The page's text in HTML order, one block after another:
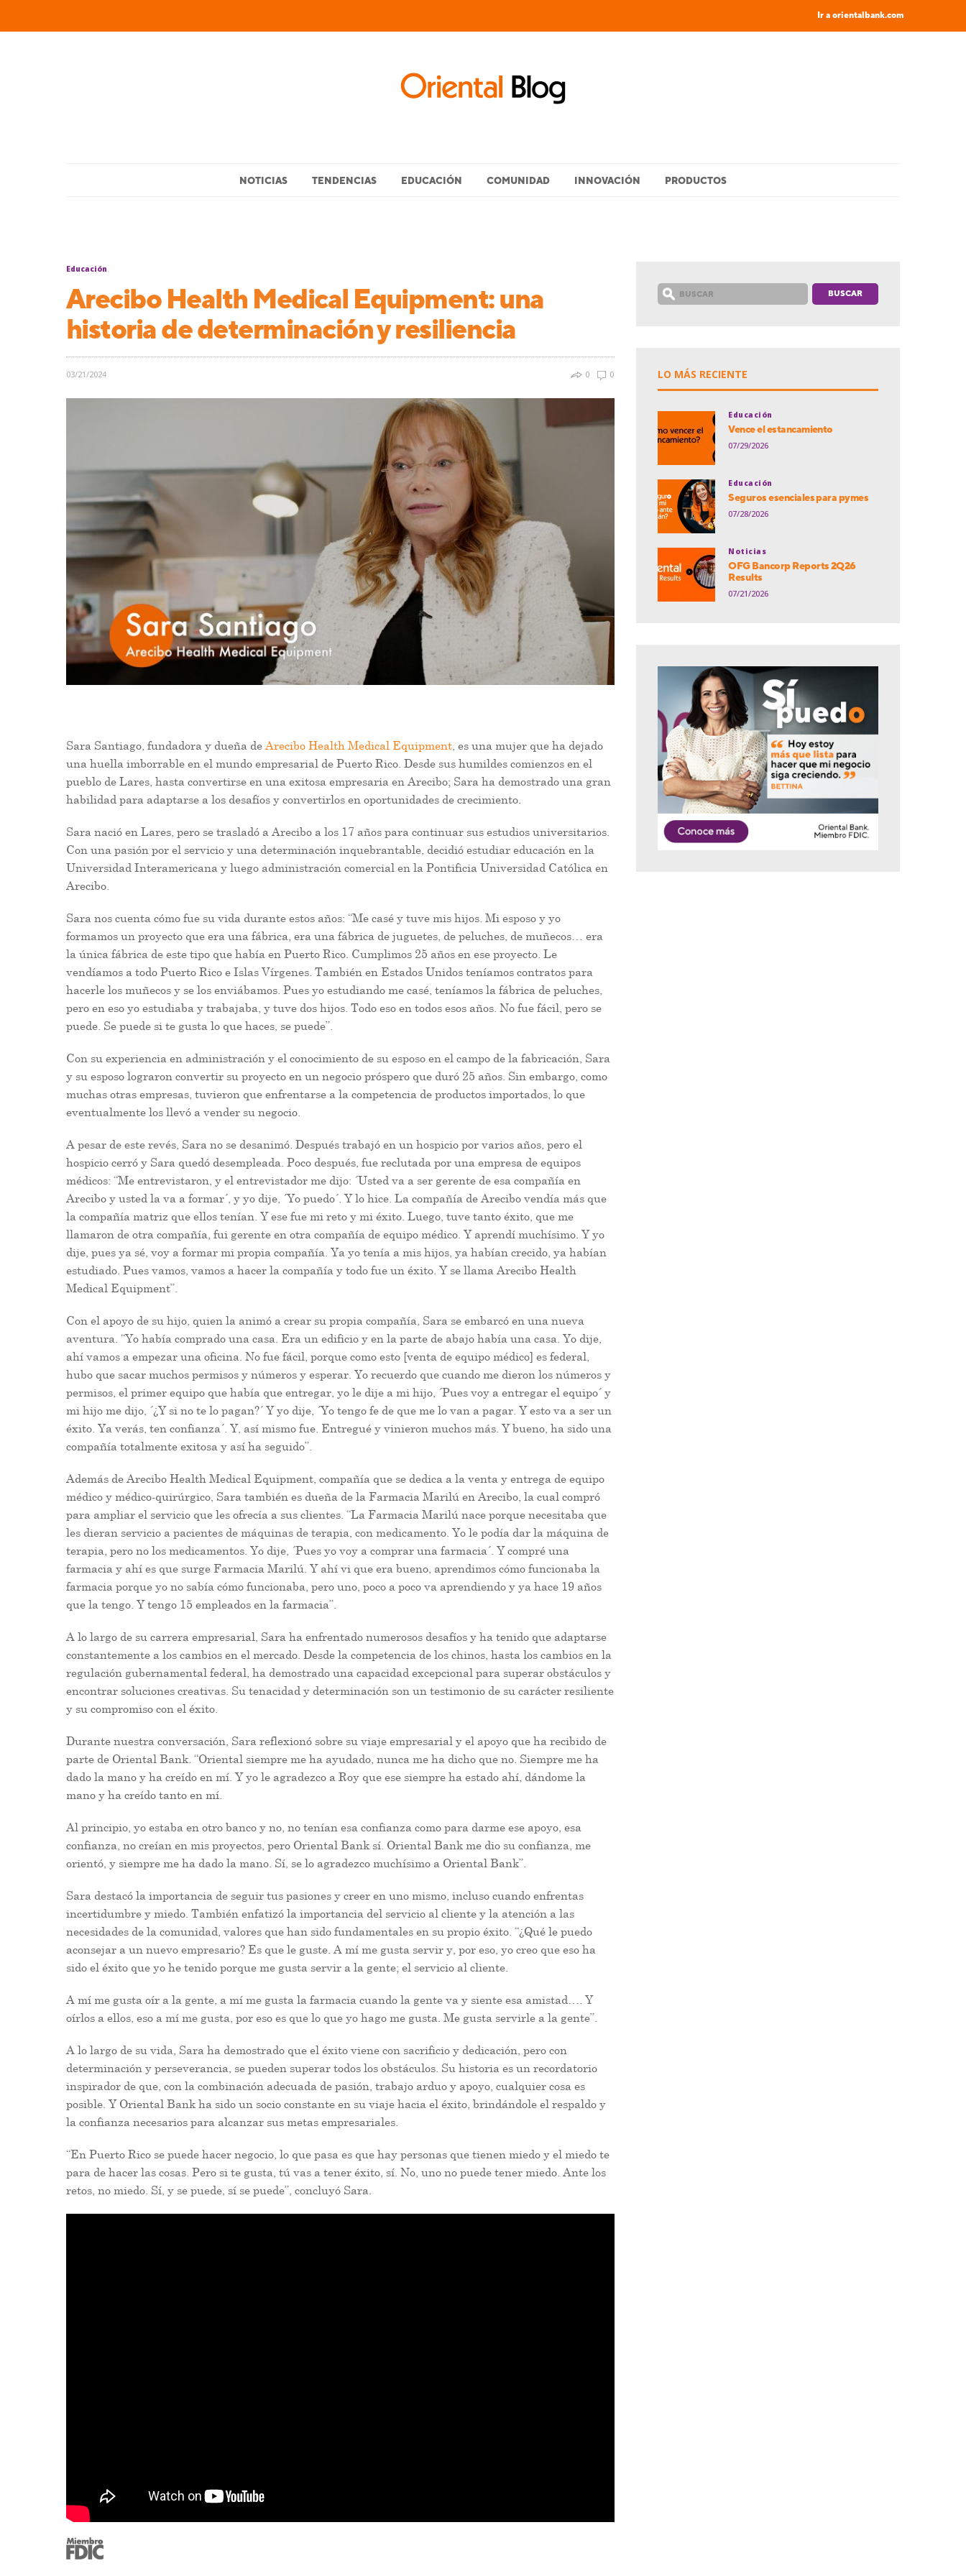
Ir a orientalbank.com
NOTICIAS TENDENCIAS EDUCACIÓN COMUNIDAD INNOVACIÓN PRODUCTOS
Educación
Arecibo Health Medical Equipment: una
historia de determinación y resiliencia
03/21/2024 0 0
Sara Santiago, fundadora y dueña deArecibo Health Medical Equipment, es una mujer que ha dejado
una huella imborrable en el mundo empresarial de Puerto Rico. Desde sus humildes comienzos en el
pueblo de Lares, hasta convertirse en una exitosa empresaria en Arecibo; Sara ha demostrado una gran
habilidad para adaptarse a los desafíos y convertirlos en oportunidades de crecimiento.
Sara nació en Lares, pero se trasladó a Arecibo a los 17 años para continuar sus estudios universitarios.
Con una pasión por el servicio y una determinación inquebrantable, decidió estudiar educación en la
Universidad Interamericana y luego administración comercial en la Pontificia Universidad Católica en
Arecibo.
Sara nos cuenta cómo fue su vida durante estos años: “Me casé y tuve mis hijos. Mi esposo y yo
formamos un proyecto que era una fábrica, era una fábrica de juguetes, de peluches, de muñecos… era
la única fábrica de este tipo que había en Puerto Rico. Cumplimos 25 años en ese proyecto. Le
vendíamos a todo Puerto Rico e Islas Vírgenes. También en Estados Unidos teníamos contratos para
hacerle los muñecos y se los enviábamos. Pues yo estudiando me casé, teníamos la fábrica de peluches,
pero en eso yo estudiaba y trabajaba, y tuve dos hijos. Todo eso en todos esos años. No fue fácil, pero se
puede. Se puede si te gusta lo que haces, se puede”.
Con su experiencia en administración y el conocimiento de su esposo en el campo de la fabricación, Sara
y su esposo lograron convertir su proyecto en un negocio próspero que duró 25 años. Sin embargo, como
muchas otras empresas, tuvieron que enfrentarse a la competencia de productos importados, lo que
eventualmente los llevó a vender su negocio.
A pesar de este revés, Sara no se desanimó. Después trabajó en un hospicio por varios años, pero el
hospicio cerró y Sara quedó desempleada. Poco después, fue reclutada por una empresa de equipos
médicos: “Me entrevistaron, y el entrevistador me dijo: ´Usted va a ser gerente de esa compañía en
Arecibo y usted la va a formar´, y yo dije, ´Yo puedo´. Y lo hice. La compañía de Arecibo vendía más que
la compañía matriz que ellos tenían. Y ese fue mi reto y mi éxito. Luego, tuve tanto éxito, que me
llamaron de otra compañía, fui gerente en otra compañía de equipo médico. Y aprendí muchísimo. Y yo
dije, pues ya sé, voy a formar mi propia compañía. Ya yo tenía a mis hijos, ya habían crecido, ya habían
estudiado. Pues vamos, vamos a hacer la compañía y todo fue un éxito. Y se llama Arecibo Health
Medical Equipment”.
Con el apoyo de su hijo, quien la animó a crear su propia compañía, Sara se embarcó en una nueva
aventura. “Yo había comprado una casa. Era un edificio y en la parte de abajo había una casa. Yo dije,
ahí vamos a empezar una oficina. No fue fácil, porque como esto [venta de equipo médico] es federal,
hubo que sacar muchos permisos y números y esperar. Yo recuerdo que cuando me dieron los números y
permisos, el primer equipo que había que entregar, yo le dije a mi hijo, ´Pues voy a entregar el equipo´ y
mi hijo me dijo, ´¿Y si no te lo pagan?´ Y yo dije, ´Yo tengo fe de que me lo van a pagar. Y esto va a ser un
éxito. Ya verás, ten confianza´. Y, así mismo fue. Entregué y vinieron muchos más. Y bueno, ha sido una
compañía totalmente exitosa y así ha seguido”.
Además de Arecibo Health Medical Equipment, compañía que se dedica a la venta y entrega de equipo
médico y médico-quirúrgico, Sara también es dueña de la Farmacia Marilú en Arecibo, la cual compró
para ampliar el servicio que les ofrecía a sus clientes. “La Farmacia Marilú nace porque necesitaba que
les dieran servicio a pacientes de máquinas de terapia, con medicamento. Yo le podía dar la máquina de
terapia, pero no los medicamentos. Yo dije, ´Pues yo voy a comprar una farmacia´. Y compré una
farmacia y ahí es que surge Farmacia Marilú. Y ahí vi que era bueno, aprendimos cómo funcionaba la
farmacia porque yo no sabía cómo funcionaba, pero uno, poco a poco va aprendiendo y ya hace 19 años
que la tengo. Y tengo 15 empleados en la farmacia”.
A lo largo de su carrera empresarial, Sara ha enfrentado numerosos desafíos y ha tenido que adaptarse
constantemente a los cambios en el mercado. Desde la competencia de los chinos, hasta los cambios en la
regulación gubernamental federal, ha demostrado una capacidad excepcional para superar obstáculos y
encontrar soluciones creativas. Su tenacidad y determinación son un testimonio de su carácter resiliente
y su compromiso con el éxito.
Durante nuestra conversación, Sara reflexionó sobre su viaje empresarial y el apoyo que ha recibido de
parte de Oriental Bank. “Oriental siempre me ha ayudado, nunca me ha dicho que no. Siempre me ha
dado la mano y ha creído en mí. Y yo le agradezco a Roy que ese siempre ha estado ahí, dándome la
mano y ha creído tanto en mí.
Al principio, yo estaba en otro banco y no, no tenían esa confianza como para darme ese apoyo, esa
confianza, no creían en mis proyectos, pero Oriental Bank sí. Oriental Bank me dio su confianza, me
orientó, y siempre me ha dado la mano. Sí, se lo agradezco muchísimo a Oriental Bank”.
Sara destacó la importancia de seguir tus pasiones y creer en uno mismo, incluso cuando enfrentas
incertidumbre y miedo. También enfatizó la importancia del servicio al cliente y la atención a las
necesidades de la comunidad, valores que han sido fundamentales en su propio éxito. “¿Qué le puedo
aconsejar a un nuevo empresario? Es que le guste. A mí me gusta servir y, por eso, yo creo que eso ha
sido el éxito que yo he tenido porque me gusta servir a la gente; el servicio al cliente.
A mí me gusta oír a la gente, a mí me gusta la farmacia cuando la gente va y siente esa amistad…. Y
oírlos a ellos, eso a mí me gusta, por eso es que lo que yo hago me gusta. Me gusta servirle a la gente”.
A lo largo de su vida, Sara ha demostrado que el éxito viene con sacrificio y dedicación, pero con
determinación y perseverancia, se pueden superar todos los obstáculos. Su historia es un recordatorio
inspirador de que, con la combinación adecuada de pasión, trabajo arduo y apoyo, cualquier cosa es
posible. Y Oriental Bank ha sido un socio constante en su viaje hacia el éxito, brindándole el respaldo y
la confianza necesarios para alcanzar sus metas empresariales.
“En Puerto Rico se puede hacer negocio, lo que pasa es que hay personas que tienen miedo y el miedo te
para de hacer las cosas. Pero si te gusta, tú vas a tener éxito, sí. No, uno no puede tener miedo. Ante los
retos, no miedo. Sí, y se puede, sí se puede”, concluyó Sara.
LO MÁS RECIENTE
Educación
Vence el estancamiento
07/29/2026
Educación
Seguros esenciales para pymes
07/28/2026
Noticias
OFG Bancorp Reports 2Q26
Results
07/21/2026